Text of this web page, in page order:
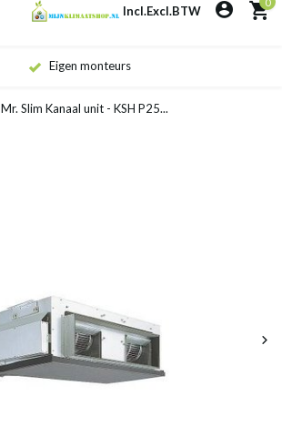
Incl.Excl.BTW
Eigen monteurs
Mr. Slim Kanaal unit - KSH P25...